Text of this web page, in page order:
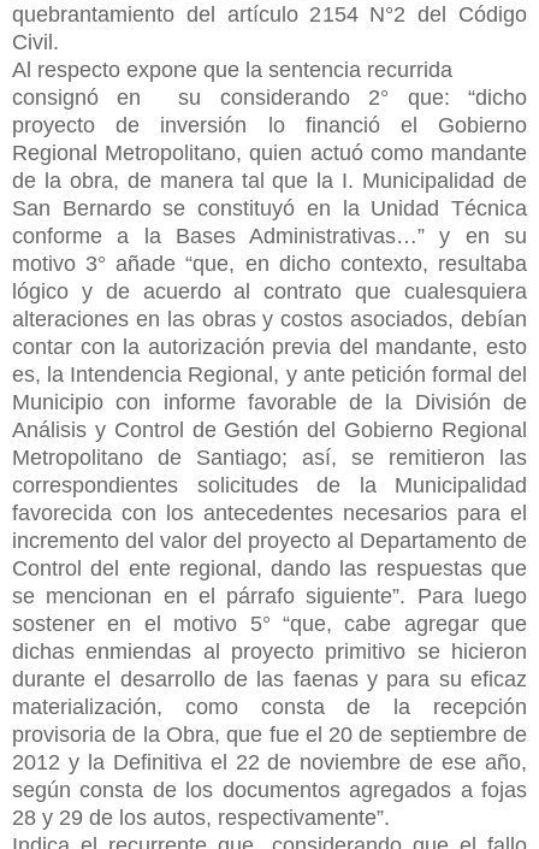
quebrantamiento del artículo 2154 N°2 del Código
Civil.
Al respecto expone que la sentencia recurrida
consignó en su considerando 2° que: “dicho
proyecto de inversión lo financió el Gobierno
Regional Metropolitano, quien actuó como mandante
de la obra, de manera tal que la I. Municipalidad de
San Bernardo se constituyó en la Unidad Técnica
conforme a la Bases Administrativas…” y en su
motivo 3° añade “que, en dicho contexto, resultaba
lógico y de acuerdo al contrato que cualesquiera
alteraciones en las obras y costos asociados, debían
contar con la autorización previa del mandante, esto
es, la Intendencia Regional, y ante petición formal del
Municipio con informe favorable de la División de
Análisis y Control de Gestión del Gobierno Regional
Metropolitano de Santiago; así, se remitieron las
correspondientes solicitudes de la Municipalidad
favorecida con los antecedentes necesarios para el
incremento del valor del proyecto al Departamento de
Control del ente regional, dando las respuestas que
se mencionan en el párrafo siguiente”. Para luego
sostener en el motivo 5° “que, cabe agregar que
dichas enmiendas al proyecto primitivo se hicieron
durante el desarrollo de las faenas y para su eficaz
materialización, como consta de la recepción
provisoria de la Obra, que fue el 20 de septiembre de
2012 y la Definitiva el 22 de noviembre de ese año,
según consta de los documentos agregados a fojas
28 y 29 de los autos, respectivamente”.